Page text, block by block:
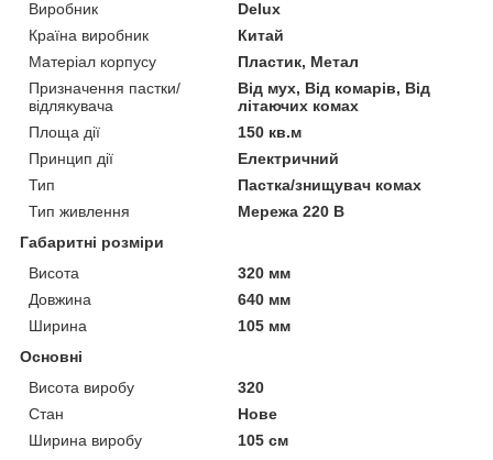
Виробник
Delux
Країна виробник
Китай
Матеріал корпусу
Пластик, Метал
Призначення пастки/
відлякувача
Від мух, Від комарів, Від
літаючих комах
Площа дії
150 кв.м
Принцип дії
Електричний
Тип
Пастка/знищувач комах
Тип живлення
Мережа 220 В
Габаритні розміри
Висота
320 мм
Довжина
640 мм
Ширина
105 мм
Основні
Висота виробу
320
Стан
Нове
Ширина виробу
105 см